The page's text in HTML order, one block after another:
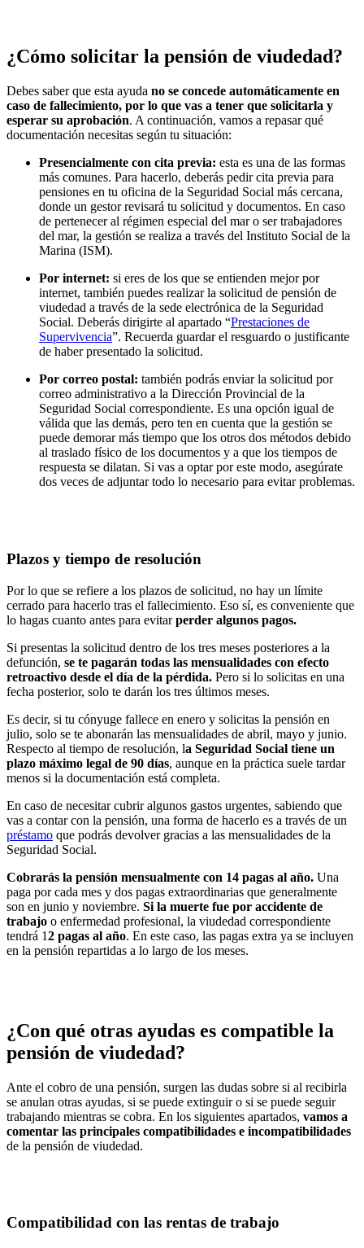
¿Cómo solicitar la pensión de viudedad?
Debes saber que esta ayuda no se concede automáticamente en
caso de fallecimiento, por lo que vas a tener que solicitarla y
esperar su aprobación. A continuación, vamos a repasar qué
documentación necesitas según tu situación:
Presencialmente con cita previa: esta es una de las formas
más comunes. Para hacerlo, deberás pedir cita previa para
pensiones en tu oficina de la Seguridad Social más cercana,
donde un gestor revisará tu solicitud y documentos. En caso
de pertenecer al régimen especial del mar o ser trabajadores
del mar, la gestión se realiza a través del Instituto Social de la
Marina (ISM).
Por internet: si eres de los que se entienden mejor por
internet, también puedes realizar la solicitud de pensión de
viudedad a través de la sede electrónica de la Seguridad
Social. Deberás dirigirte al apartado “Prestaciones de
Supervivencia”. Recuerda guardar el resguardo o justificante
de haber presentado la solicitud.
Por correo postal: también podrás enviar la solicitud por
correo administrativo a la Dirección Provincial de la
Seguridad Social correspondiente. Es una opción igual de
válida que las demás, pero ten en cuenta que la gestión se
puede demorar más tiempo que los otros dos métodos debido
al traslado físico de los documentos y a que los tiempos de
respuesta se dilatan. Si vas a optar por este modo, asegúrate
dos veces de adjuntar todo lo necesario para evitar problemas.
Plazos y tiempo de resolución
Por lo que se refiere a los plazos de solicitud, no hay un límite
cerrado para hacerlo tras el fallecimiento. Eso sí, es conveniente que
lo hagas cuanto antes para evitarperder algunos pagos.
Si presentas la solicitud dentro de los tres meses posteriores a la
defunción, se te pagarán todas las mensualidades con efecto
retroactivo desde el día de la pérdida. Pero si lo solicitas en una
fecha posterior, solo te darán los tres últimos meses.
Es decir, si tu cónyuge fallece en enero y solicitas la pensión en
julio, solo se te abonarán las mensualidades de abril, mayo y junio.
Respecto al tiempo de resolución, la Seguridad Social tiene un
plazo máximo legal de 90 días, aunque en la práctica suele tardar
menos si la documentación está completa.
En caso de necesitar cubrir algunos gastos urgentes, sabiendo que
vas a contar con la pensión, una forma de hacerlo es a través de un
préstamo que podrás devolver gracias a las mensualidades de la
Seguridad Social.
Cobrarás la pensión mensualmente con 14 pagas al año. Una
paga por cada mes y dos pagas extraordinarias que generalmente
son en junio y noviembre. Si la muerte fue por accidente de
trabajo o enfermedad profesional, la viudedad correspondiente
tendrá 12 pagas al año. En este caso, las pagas extra ya se incluyen
en la pensión repartidas a lo largo de los meses.
¿Con qué otras ayudas es compatible la
pensión de viudedad?
Ante el cobro de una pensión, surgen las dudas sobre si al recibirla
se anulan otras ayudas, si se puede extinguir o si se puede seguir
trabajando mientras se cobra. En los siguientes apartados, vamos a
comentar las principales compatibilidades e incompatibilidades
de la pensión de viudedad.
Compatibilidad con las rentas de trabajo